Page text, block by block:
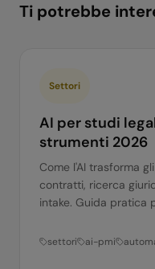
Ti potrebbe
Settori
AI per studi
strumenti 2026
Come l'AI trasforma
contratti, ricerca
intake. Guida pratica
settori ai-pmi